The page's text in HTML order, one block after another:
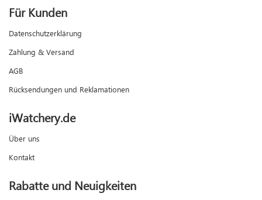
Für Kunden
Datenschutzerklärung
Zahlung & Versand
AGB
Rücksendungen und Reklamationen
iWatchery.de
Über uns
Kontakt
Rabatte und Neuigkeiten